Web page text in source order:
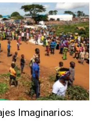
Imaginarios: